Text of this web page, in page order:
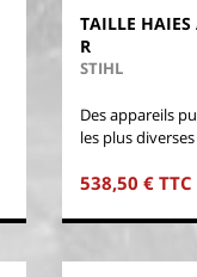
TAILLE HAIES
R
STIHL
Des appareils
les plus
538,50 € TTC